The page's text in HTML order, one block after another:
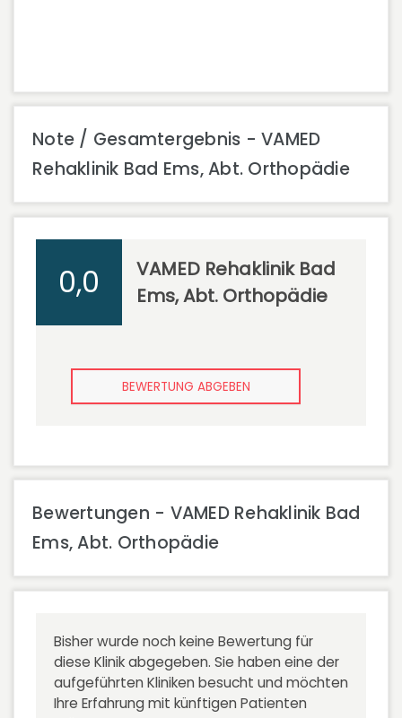
Note / Gesamtergebnis - VAMED
Rehaklinik Bad Ems, Abt. Orthopädie
0,0
VAMED Rehaklinik Bad
Ems, Abt. Orthopädie
BEWERTUNG ABGEBEN
Bewertungen - VAMED Rehaklinik Bad
Ems, Abt. Orthopädie
Bisher wurde noch keine Bewertung für
diese Klinik abgegeben. Sie haben eine der
aufgeführten Kliniken besucht und möchten
Ihre Erfahrung mit künftigen Patienten